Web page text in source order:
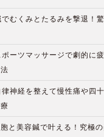
むくみとたるみを撃退！
ーツマッサージで劇的に
神経を整えて慢性痛や四
と美容鍼で叶える！究極